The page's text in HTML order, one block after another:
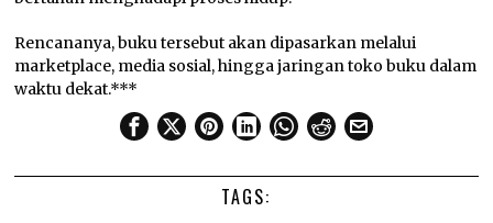
Rencananya, buku tersebut akan dipasarkan melalui
marketplace, media sosial, hingga jaringan toko buku dalam
waktu dekat.***
TAGS: